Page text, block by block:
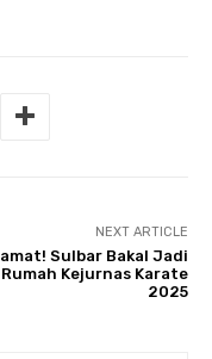
NEXT ARTICLE
Sulbar Bakal Jadi
Kejurnas Karate
2025